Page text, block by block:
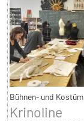
Bühnen- und
Krinoline